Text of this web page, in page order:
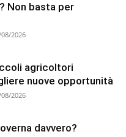
Non basta per
2026
agricoltori
nuove opportunità
2026
davvero?